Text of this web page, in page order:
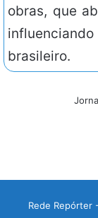
obras, que
brasileiro.
Rede Repórter